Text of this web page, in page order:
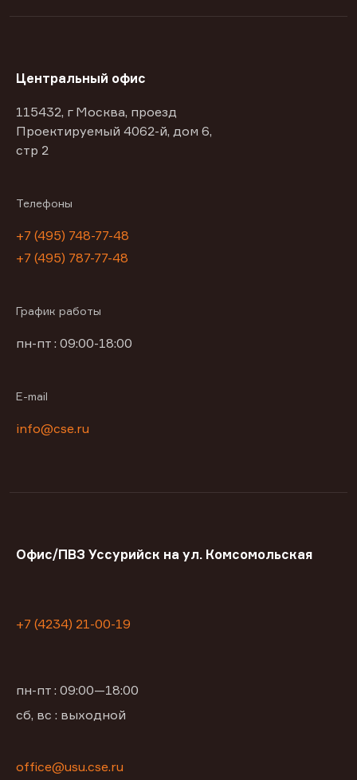
Центральный офис
115432, г Москва, проезд
Проектируемый 4062-й, дом 6,
стр 2
Телефоны
+7 (495) 748-77-48
+7 (495) 787-77-48
График работы
пн-пт : 09:00-18:00
E-mail
info@cse.ru
Офис/ПВЗ Уссурийск на ул. Комсомольская
+7 (4234) 21-00-19
пн-пт : 09:00—18:00
сб, вс : выходной
office@usu.cse.ru